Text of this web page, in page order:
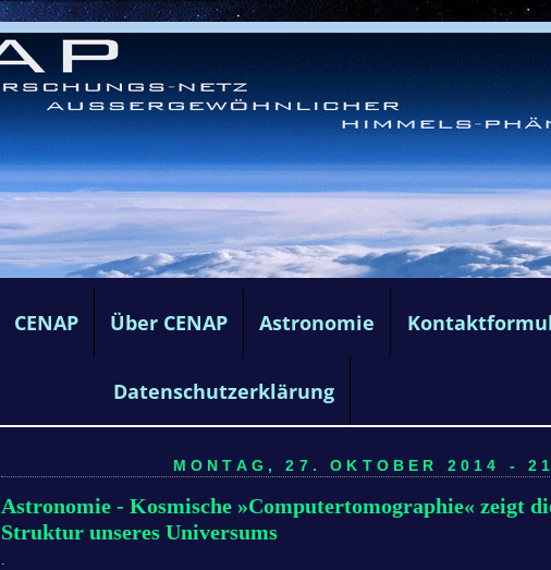
CENAP Über CENAP Astronomie
Datenschutzerklärung
MONTAG, 27. OKTOBER 2014 -
Astronomie - Kosmische »Computertomographie« zeigt
Struktur unseres Universums
.